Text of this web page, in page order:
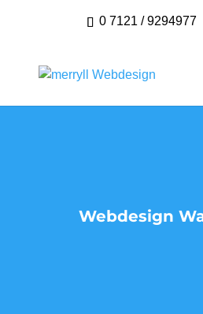
0 7121 / 9294977
Webdesign